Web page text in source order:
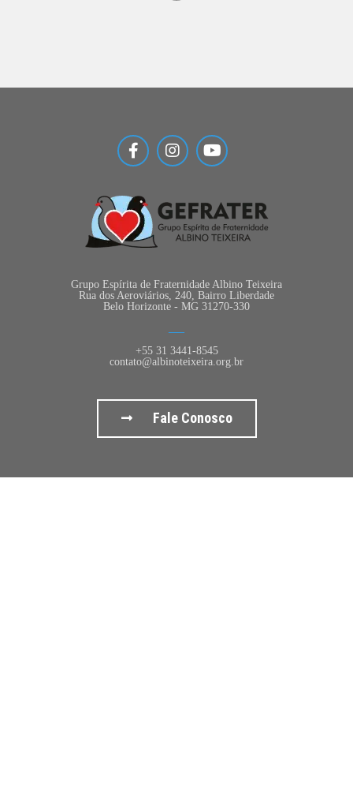
Grupo Espírita de Fraternidade Albino Teixeira
Rua dos Aeroviários, 240, Bairro Liberdade
Belo Horizonte - MG 31270-330
+55 31 3441-8545
contato@albinoteixeira.org.br
Fale Conosco